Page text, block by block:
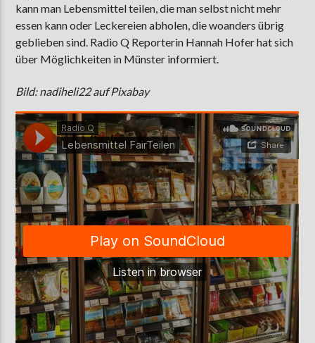
CHAPTER I: OUT IN TIME
LUMINIAH
AKTUELLE SENDUNG
COFFEESHOP
09:00 12:00
ZU HÖREN INMünster90,9 MHzSteinfurt103,9 MHz
kann man Lebensmittel teilen, die man selbst nicht mehr
essen kann oder Leckereien abholen, die woanders übrig
geblieben sind. Radio Q Reporterin Hannah Hofer hat sich
über Möglichkeiten in Münster informiert.
Bild: nadiheli22 auf Pixabay